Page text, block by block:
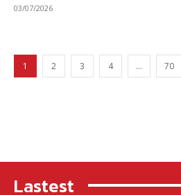
03/07/2026
1 2 3 4 … 70
Lastest